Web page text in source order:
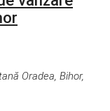
Oradea, Bihor,